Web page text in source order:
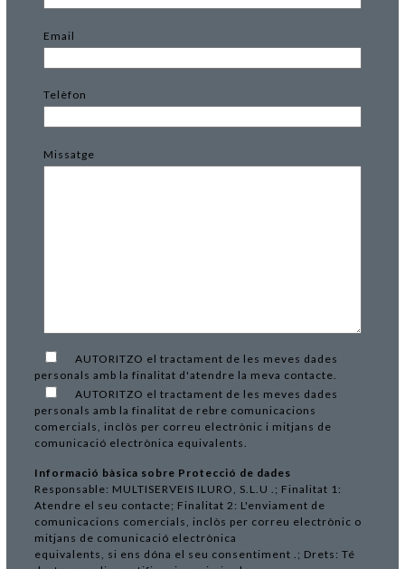
Email
Telèfon
Missatge
AUTORITZO el tractament de les meves dades
personals amb la finalitat d'atendre la meva contacte.
AUTORITZO el tractament de les meves dades
personals amb la finalitat de rebre comunicacions
comercials, inclòs per correu electrònic i mitjans de
comunicació electrònica equivalents.
Informació bàsica sobre Protecció de dades
Responsable: MULTISERVEIS ILURO, S.L.U .; Finalitat 1:
Atendre el seu contacte; Finalitat 2: L'enviament de
comunicacions comercials, inclòs per correu electrònic o
mitjans de comunicació electrònica
equivalents, si ens dóna el seu consentiment .; Drets: Té